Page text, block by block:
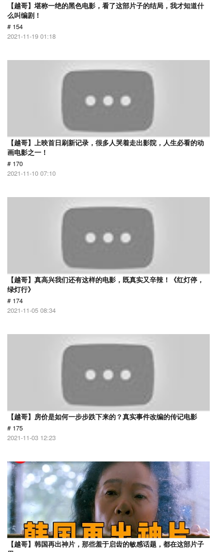
【越哥】堪称一绝的黑色电影，看了这部片子的结局，我才知道什
么叫编剧！
# 154
2021-11-19 01:18
【越哥】上映首日刷新记录，很多人哭着走出影院，人生必看的动
画电影之一！
# 170
2021-11-10 07:10
【越哥】真高兴我们还有这样的电影，既真实又辛辣！《红灯停，
绿灯行》
# 174
2021-11-05 08:34
【越哥】房价是如何一步步跌下来的？真实事件改编的传记电影
# 175
2021-11-03 12:23
【越哥】韩国再出神片，那些羞于启齿的敏感话题，都在这部片子